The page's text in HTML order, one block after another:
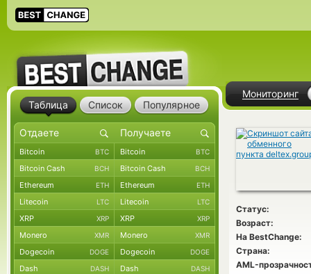
Мониторинг
Статус:
Возраст:
На BestChange:
Страна:
AML-
Таблица Список Популярное
Bitcoin BTC Bitcoin BTC
Bitcoin Cash BCH Bitcoin Cash BCH
Ethereum ETH Ethereum ETH
Litecoin LTC Litecoin LTC
XRP XRP XRP XRP
Monero XMR Monero XMR
Dogecoin DOGE Dogecoin DOGE
Dash DASH Dash DASH